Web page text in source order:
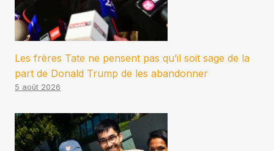
Les frères Tate ne pensent pas qu’il soit sage de la
part de Donald Trump de les abandonner
5 août 2026